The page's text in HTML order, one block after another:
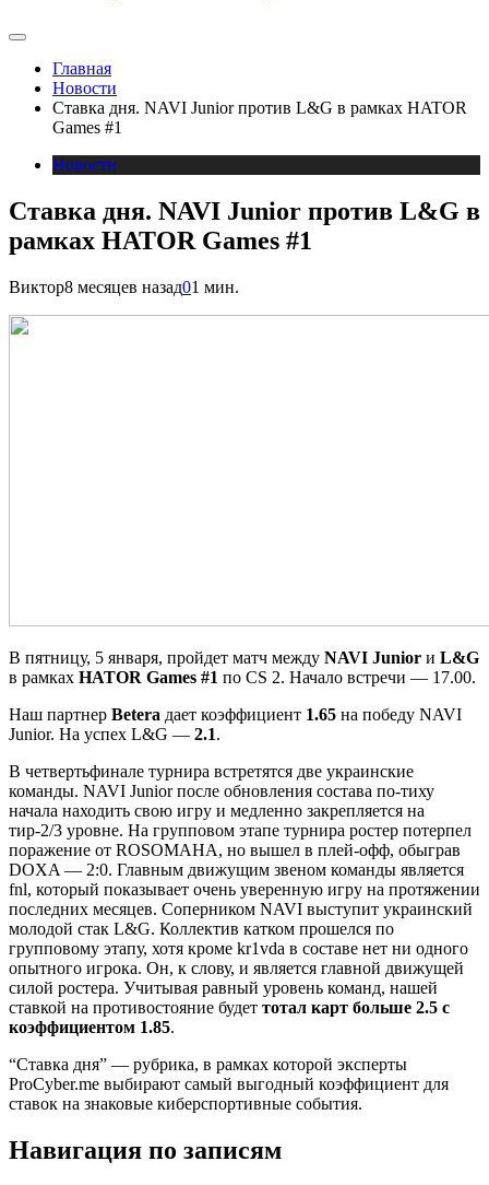
Главная
Новости
Ставка дня. NAVI Junior против L&G в рамках HATOR
Games #1
Новости
Ставка дня. NAVI Junior против L&G в
рамках HATOR Games #1
Виктор8 месяцев назад01 мин.
В пятницу, 5 января, пройдет матч между NAVI Junior и L&G
в рамках HATOR Games #1 по CS 2. Начало встречи — 17.00.
Наш партнер Betera дает коэффициент 1.65 на победу NAVI
Junior. На успех L&G — 2.1.
В четвертьфинале турнира встретятся две украинские
команды. NAVI Junior после обновления состава по-тиху
начала находить свою игру и медленно закрепляется на
тир-2/3 уровне. На групповом этапе турнира ростер потерпел
поражение от ROSOMAHA, но вышел в плей-офф, обыграв
DOXA — 2:0. Главным движущим звеном команды является
fnl, который показывает очень уверенную игру на протяжении
последних месяцев. Соперником NAVI выступит украинский
молодой стак L&G. Коллектив катком прошелся по
групповому этапу, хотя кроме kr1vda в составе нет ни одного
опытного игрока. Он, к слову, и является главной движущей
силой ростера. Учитывая равный уровень команд, нашей
ставкой на противостояние будет тотал карт больше 2.5 с
коэффициентом 1.85.
“Ставка дня” — рубрика, в рамках которой эксперты
ProCyber.me выбирают самый выгодный коэффициент для
ставок на знаковые киберспортивные события.
Навигация по записям